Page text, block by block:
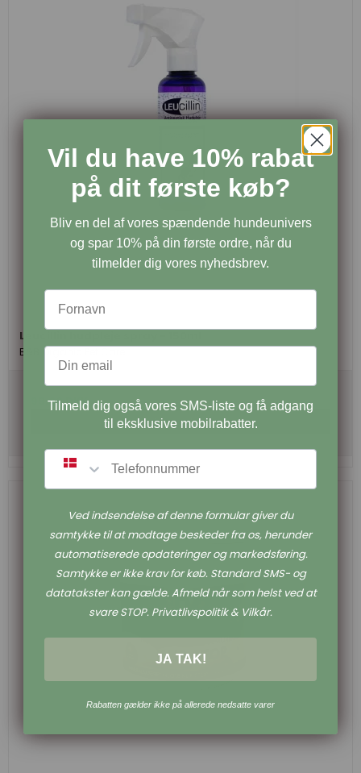
Leucillin hudpleje spray - 150ml
B&B Organic Pet Care
99,00 DKK
Vis produkt
Vil du have 10% rabat
på dit første køb?
Bliv en del af vores spændende hundeunivers
og spar 10% på din første ordre, når du
tilmelder dig vores nyhedsbrev.
Tilmeld dig også vores SMS-liste og få adgang
til eksklusive mobilrabatter.
SMS
Ved indsendelse af denne formular giver du
samtykke til at modtage beskeder fra os, herunder
automatiserede opdateringer og markedsføring.
Samtykke er ikke krav for køb. Standard SMS- og
datatakster kan gælde. Afmeld når som helst ved at
svare STOP. Privatlivspolitik & Vilkår.
JA TAK!
Rabatten gælder ikke på allerede nedsatte varer